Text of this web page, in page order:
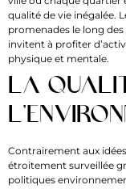
qualité de vie inégalée.
promenades le long
invitent à profiter
physique et mentale.
La
Contrairement aux
étroitement surveillée
politiques